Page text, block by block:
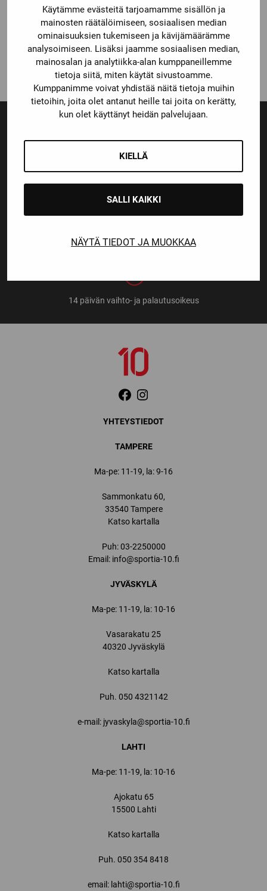
Käytämme evästeitä tarjoamamme sisällön ja
mainosten räätälöimiseen, sosiaalisen median
ominaisuuksien tukemiseen ja kävijämäärämme
analysoimiseen. Lisäksi jaamme sosiaalisen median,
mainosalan ja analytiikka-alan kumppaneillemme
tietoja siitä, miten käytät sivustoamme.
Kumppanimme voivat yhdistää näitä tietoja muihin
tietoihin, joita olet antanut heille tai joita on kerätty,
kun olet käyttänyt heidän palvelujaan.
KIELLÄ
SALLI KAIKKI
NÄYTÄ TIEDOT JA MUOKKAA
CCM VAHANAUHAT
TEAM
Katso kaikki vaihtoehdot
5,90€
14 päivän vaihto- ja palautusoikeus
YHTEYSTIEDOT
TAMPERE
Ma-pe: 11-19, la: 9-16
Sammonkatu 60,
33540 Tampere
Katso kartalla
Puh:03-2250000
Email: info@sportia-10.fi
JYVÄSKYLÄ
Ma-pe: 11-19, la: 10-16
Vasarakatu 25
40320 Jyväskylä
Katso kartalla
Puh. 050 4321142
e-mail: jyvaskyla@sportia-10.fi
LAHTI
Ma-pe: 11-19, la: 10-16
Ajokatu 65
15500 Lahti
Katso kartalla
Puh. 050 354 8418
email: lahti@sportia-10.fi